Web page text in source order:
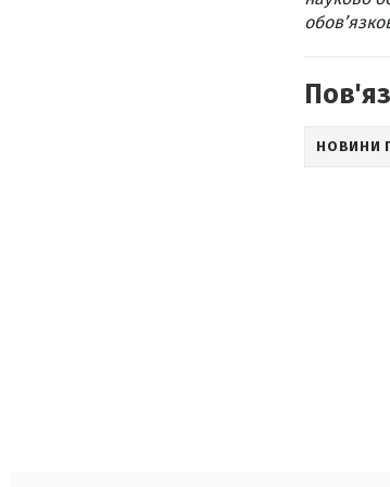
НОВИНИ